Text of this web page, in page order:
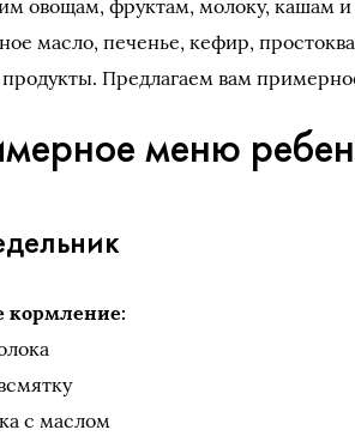
овощам, фруктам, молоку, кашам
масло, печенье, кефир,
продукты. Предлагаем вам
меню
кормление:
с маслом